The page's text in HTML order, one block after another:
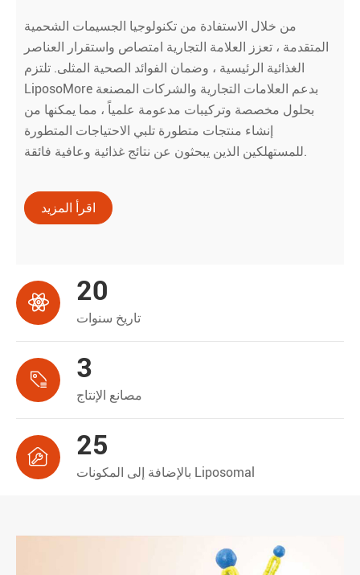
من خلال الاستفادة من تكنولوجيا الجسيمات الشحمية
المتقدمة ، تعزز العلامة التجارية امتصاص واستقرار العناصر
الغذائية الرئيسية ، وضمان الفوائد الصحية المثلى. تلتزم
LiposoMore بدعم العلامات التجارية والشركات المصنعة
بحلول مخصصة وتركيبات مدعومة علمياً ، مما يمكنها من
إنشاء منتجات متطورة تلبي الاحتياجات المتطورة
للمستهلكين الذين يبحثون عن نتائج غذائية وعافية فائقة.
اقرأ المزيد
 20
تاريخ سنوات
 3
مصانع الإنتاج
 25
بالإضافة إلى المكونات Liposomal